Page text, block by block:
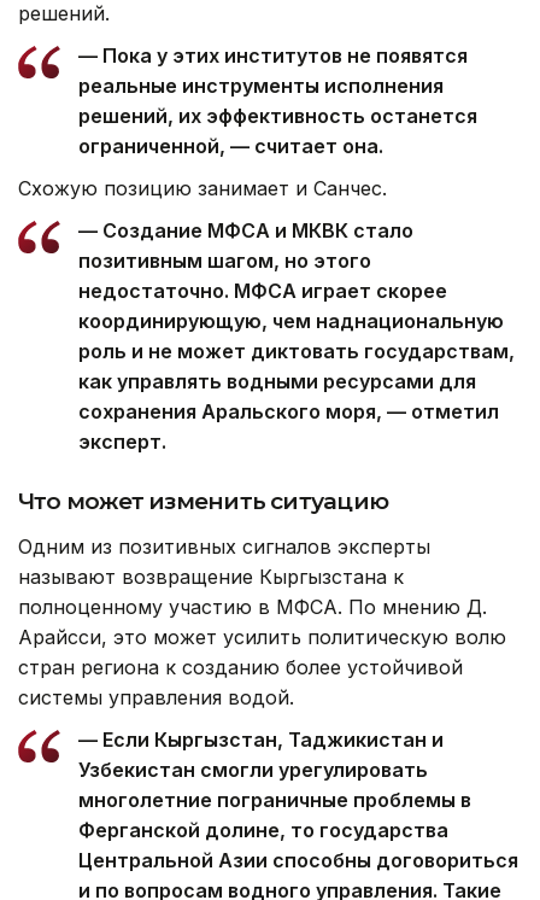
решений.
— Пока у этих институтов не появятся
реальные инструменты исполнения
решений, их эффективность останется
ограниченной, — считает она.
Схожую позицию занимает и Санчес.
— Создание МФСА и МКВК стало
позитивным шагом, но этого
недостаточно. МФСА играет скорее
координирующую, чем наднациональную
роль и не может диктовать государствам,
как управлять водными ресурсами для
сохранения Аральского моря, — отметил
эксперт.
Что может изменить ситуацию
Одним из позитивных сигналов эксперты
называют возвращение Кыргызстана к
полноценному участию в МФСА. По мнению Д.
Арайсси, это может усилить политическую волю
стран региона к созданию более устойчивой
системы управления водой.
— Если Кыргызстан, Таджикистан и
Узбекистан смогли урегулировать
многолетние пограничные проблемы в
Ферганской долине, то государства
Центральной Азии способны договориться
и по вопросам водного управления. Такие